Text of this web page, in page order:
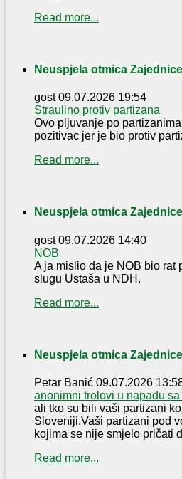
Read more...
Neuspjela otmica
gost 09.07.2026 19:54
Straulino protiv partizana
Ovo pljuvanje po
pozitivac jer je bio protiv
Read more...
Neuspjela otmica
gost 09.07.2026 14:40
NOB
A ja mislio da je NOB bio rat
slugu Ustaša u NDH.
Read more...
Neuspjela otmica
Petar Banić 09.07.2026
anonimni trolovi u napadu
ali tko su bili vaši partizani
Sloveniji.Vaši partizani pod
kojima se nije smjelo pričati
Read more...